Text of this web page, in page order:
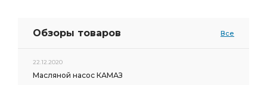
Обзоры товаров Все
22.12.2020
Масляной насос КАМАЗ